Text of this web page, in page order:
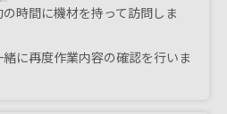
時間に機材を持って訪問しま
に再度作業内容の確認を行いま